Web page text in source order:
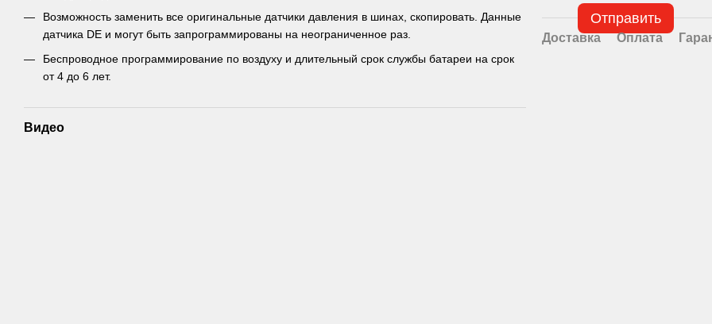
Возможность заменить все оригинальные датчики давления в шинах, скопировать. Данные
датчика DE и могут быть запрограммированы на неограниченное раз.
Беспроводное программирование по воздуху и длительный срок службы батареи на срок
от 4 до 6 лет.
Видео
Отправить
Доставка Оплата